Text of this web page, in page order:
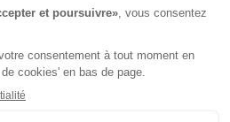
& disponibilités